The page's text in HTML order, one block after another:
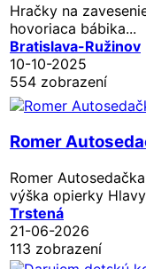
Hračky na
hovoriaca bábika...
Bratislava-Ružinov
10-10-2025
554 zobrazení
Romer
Romer
výška opierky Hlavy
Trstená
21-06-2026
113 zobrazení